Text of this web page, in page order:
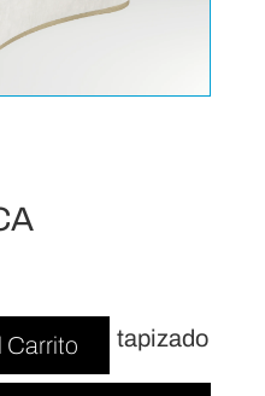
natural + tapizado
Carrito